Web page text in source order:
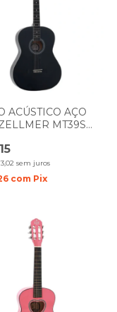
ACÚSTICO AÇO
MT39S
sem juros
com Pix